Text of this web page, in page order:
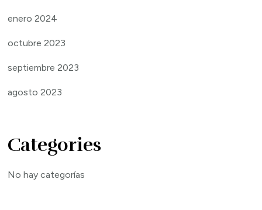
enero 2024
octubre 2023
septiembre 2023
agosto 2023
Categories
No hay categorías